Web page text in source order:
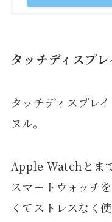
タッチディスプ
タッチディスプレ
ヌル。
Apple Watchとま
スマートウォッチ
くてストレスなく